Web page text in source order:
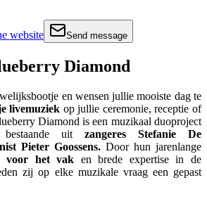
website
Send message
Diamond
en wensen jullie mooiste dag te
livemuziek op jullie ceremonie, receptie of
Diamond is een muzikaal duoproject
uit zangeres Stefanie De
Pieter Goossens. Door hun jarenlange
voor het vak en brede expertise in de
zij op elke muzikale vraag een gepast